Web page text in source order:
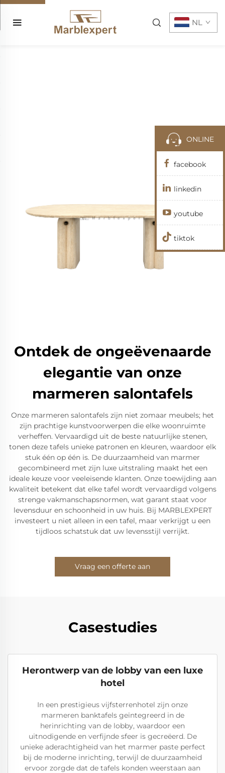
NL
Ontdek de ongeëvenaarde
elegantie van onze
marmeren salontafels
Onze marmeren salontafels zijn niet zomaar meubels; het
zijn prachtige kunstvoorwerpen die elke woonruimte
verheffen. Vervaardigd uit de beste natuurlijke stenen,
tonen deze tafels unieke patronen en kleuren, waardoor elk
stuk één op één is. De duurzaamheid van marmer
gecombineerd met zijn luxe uitstraling maakt het een
ideale keuze voor veeleisende klanten. Onze toewijding aan
kwaliteit betekent dat elke tafel wordt vervaardigd volgens
strenge vakmanschapsnormen, wat garant staat voor
levensduur en schoonheid in uw huis. Bij MARBLEXPERT
investeert u niet alleen in een tafel, maar verkrijgt u een
tijdloos schatstuk dat uw levensstijl verrijkt.
Vraag een offerte aan
Casestudies
Herontwerp van de lobby van een luxe
hotel
In een prestigieus vijfsterrenhotel zijn onze
marmeren banktafels geïntegreerd in de
herinrichting van de lobby, waardoor een
uitnodigende en verfijnde sfeer is gecreëerd. De
unieke aderachtigheid van het marmer paste perfect
bij de moderne inrichting, terwijl de duurzaamheid
ervoor zorgde dat de tafels konden weerstaan aan
ONLINE
facebook
linkedin
youtube
tiktok